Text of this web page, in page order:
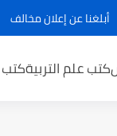
أبلغنا عن إعلان مخالف
كتب علم التربيةكتب